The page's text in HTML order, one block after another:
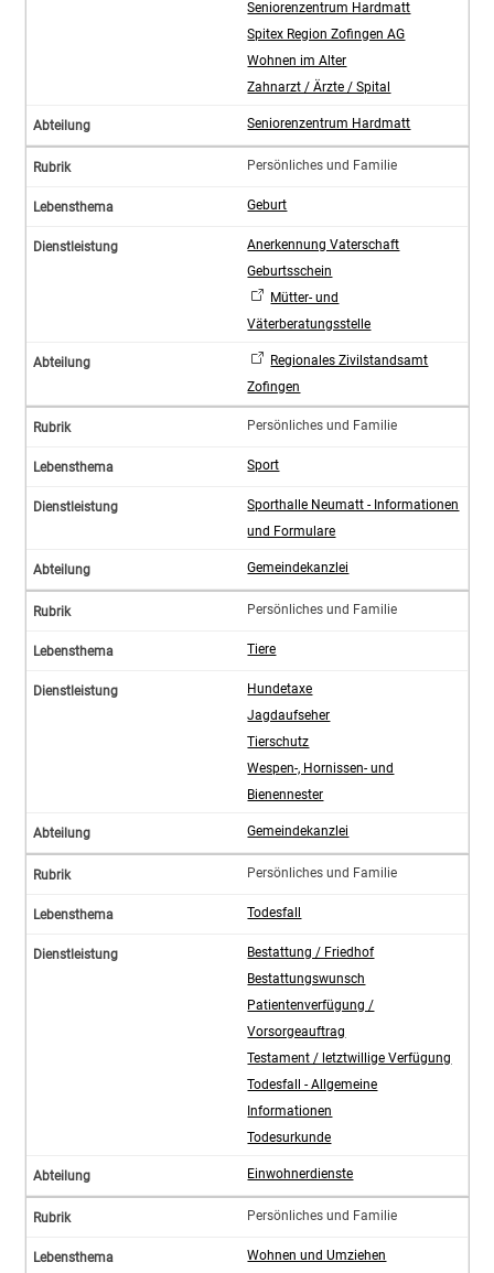
Seniorenzentrum Hardmatt
Spitex Region Zofingen AG
Wohnen im Alter
Zahnarzt / Ärzte / Spital
Seniorenzentrum Hardmatt
Persönliches und Familie
Geburt
Anerkennung Vaterschaft
Geburtsschein
Mütter- und
Väterberatungsstelle
Regionales Zivilstandsamt
Zofingen
Persönliches und Familie
Sport
Sporthalle Neumatt - Informationen
und Formulare
Gemeindekanzlei
Persönliches und Familie
Tiere
Hundetaxe
Jagdaufseher
Tierschutz
Wespen-, Hornissen- und
Bienennester
Gemeindekanzlei
Persönliches und Familie
Todesfall
Bestattung / Friedhof
Bestattungswunsch
Patientenverfügung /
Vorsorgeauftrag
Testament / letztwillige Verfügung
Todesfall - Allgemeine
Informationen
Todesurkunde
Einwohnerdienste
Persönliches und Familie
Wohnen und Umziehen